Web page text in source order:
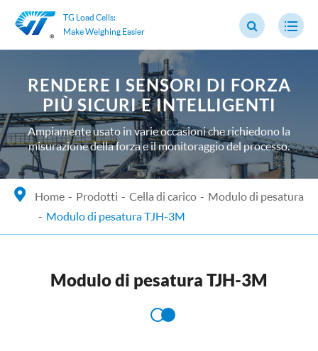
TG Load Cells:
Make Weighing Easier
RENDERE I SENSORI DI FORZA
PIÙ SICURI E INTELLIGENTI
Ampiamente usato in varie occasioni che richiedono la
misurazione della forza e il monitoraggio del processo.
Home Prodotti Cella di carico
Modulo di pesatura
Modulo di pesatura TJH-3M
Modulo di pesatura TJH-3M